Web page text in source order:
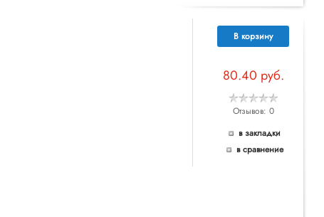
В корзину
80.40 руб.
Отзывов: 0
в закладки
в сравнение